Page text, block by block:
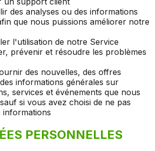
des analyses ou des informations
que nous puissions améliorer notre
l'utilisation de notre Service
prévenir et résoudre les problèmes
des nouvelles, des offres
informations générales sur
services et événements que nous
si vous avez choisi de ne pas
informations
PERSONNELLES